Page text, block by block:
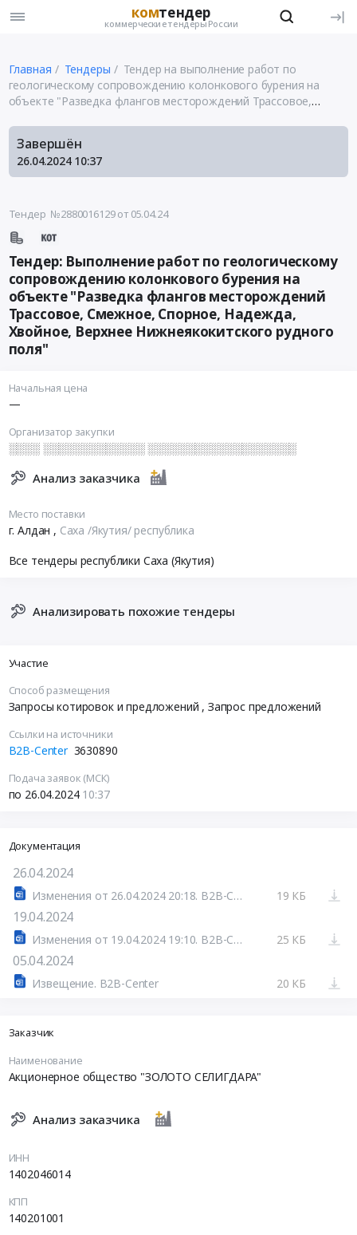
комтендер
коммерческие тендеры России
Главная Тендеры
Тендер на выполнение работ по
геологическому сопровождению колонкового бурения на
объекте "Разведка флангов месторождений Трассовое,
Нижнеякокитского рудного поля"
Завершён
26.04.2024 10:37
Тендер №2880016129от 05.04.24
Тендер: Выполнение работ по геологическому
сопровождению колонкового бурения на
объекте "Разведка флангов месторождений
Трассовое, Смежное, Спорное, Надежда,
Хвойное, Верхнее Нижнеякокитского рудного
поля"
Начальная цена
—
Организатор закупки
░░░░ ░░░░░░░░░░░░░ ░░░░░░░░░░░░░░░░░░░
Анализ заказчика
Место поставки
г. Алдан , Саха /Якутия/ республика
Все тендеры республики Саха (Якутия)
Анализировать похожие тендеры
Участие
Способ размещения
Запросы котировок и предложений , Запрос предложений
Ссылки на источники
B2B-Center 3630890
Подача заявок (МСК)
по 26.04.2024 10:37
Документация
26.04.2024
Изменения от 26.04.2024 20:18. B2B-Center 19 КБ
19.04.2024
Изменения от 19.04.2024 19:10. B2B-Center 25 КБ
05.04.2024
Извещение. B2B-Center 20 КБ
Заказчик
Наименование
Акционерное общество "ЗОЛОТО СЕЛИГДАРА"
Анализ заказчика
ИНН
1402046014
КПП
140201001